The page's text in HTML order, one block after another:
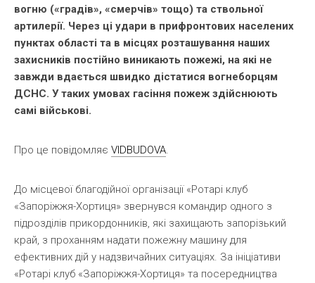
вогню («градів», «смерчів» тощо) та ствольної
артилерії. Через ці удари в прифронтових населених
пунктах області та в місцях розташування наших
захисників постійно виникають пожежі, на які не
завжди вдається швидко дістатися вогнеборцям
ДСНС. У таких умовах гасіння пожеж здійснюють
самі військові.
Про це повідомляє VIDBUDOVA.
До місцевої благодійної організації «Ротарі клуб
«Запоріжжя-Хортиця» звернувся командир одного з
підрозділів прикордонників, які захищають запорізький
край, з проханням надати пожежну машину для
ефективних дій у надзвичайних ситуаціях. За ініціативи
«Ротарі клуб «Запоріжжя-Хортиця» та посередництва